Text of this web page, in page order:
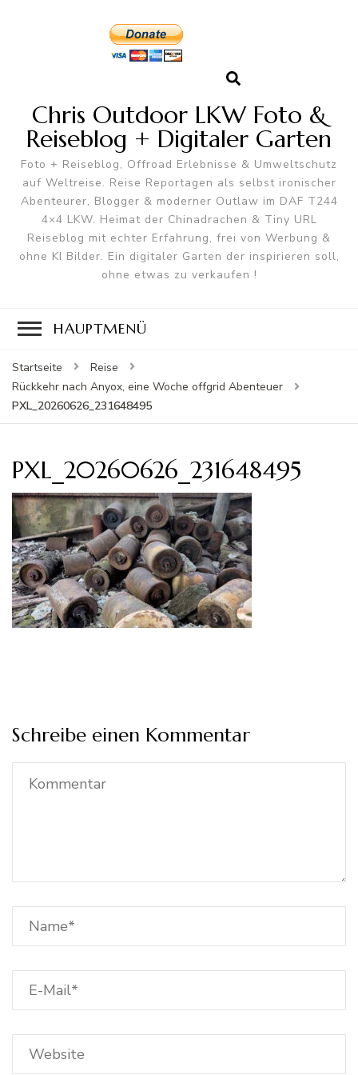
Chris Outdoor LKW Foto &
Reiseblog + Digitaler Garten
Foto + Reiseblog, Offroad Erlebnisse & Umweltschutz
auf Weltreise. Reise Reportagen als selbst ironischer
Abenteurer, Blogger & moderner Outlaw im DAF T244
4×4 LKW. Heimat der Chinadrachen & Tiny URL
Reiseblog mit echter Erfahrung, frei von Werbung &
ohne KI Bilder. Ein digitaler Garten der inspirieren soll,
ohne etwas zu verkaufen !
HAUPTMENÜ
Startseite
Reise
Rückkehr nach Anyox, eine Woche offgrid Abenteuer
PXL_20260626_231648495
PXL_20260626_231648495
Schreibe einen Kommentar